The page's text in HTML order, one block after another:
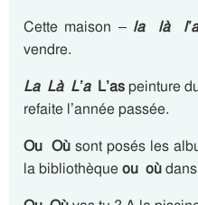
Cette maison – la là l’a
vendre.
LaLà L’a L’aspeinture
refaite l’année passée.
Ou Où sont posés les
la bibliothèqueou où